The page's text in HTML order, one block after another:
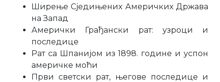
Ширење Сједињених Америчких Држава
на Запад
Амерички Грађански рат: узроци и
последице
Рат са Шпанијом из 1898. године и успон
америчке моћи
Први светски рат, његове последице и